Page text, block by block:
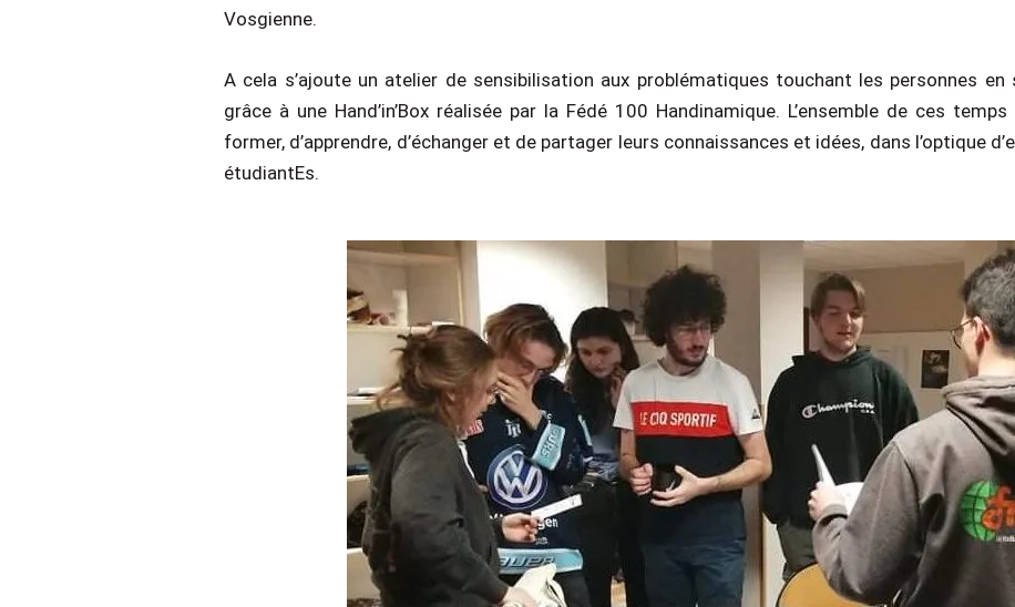
Vosgienne.
A cela s’ajoute un atelier de sensibilisation aux problématiques touchant les personnes
grâce à une Hand’in’Box réalisée par la Fédé 100 Handinamique. L’ensemble de ces
former, d’apprendre, d’échanger et de partager leurs connaissances et idées, dans l’optique
étudiantEs.